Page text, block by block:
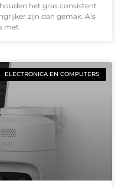
het gras consistent
zijn dan gemak. Als
met
ELECTRONICA EN COMPUTERS